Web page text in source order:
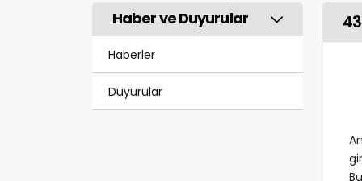
Haber ve Duyurular
Haberler
Duyurular